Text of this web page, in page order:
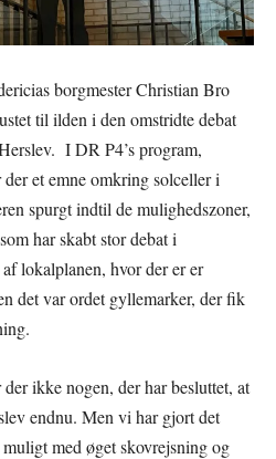
borgmester Christian Bro
til ilden i den omstridte debat
I DR P4’s program,
der et emne omkring solceller i
spurgt indtil de mulighedszoner,
har skabt stor debat i
lokalplanen, hvor der er er
det var ordet gyllemarker, der fik
ikke nogen, der har besluttet, at
endnu. Men vi har gjort det
med øget skovrejsning og